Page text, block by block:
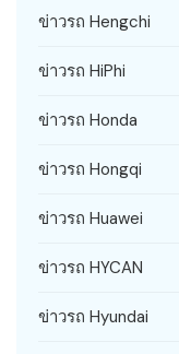
ข่าวรถ Hengchi
ข่าวรถ HiPhi
ข่าวรถ Honda
ข่าวรถ Hongqi
ข่าวรถ Huawei
ข่าวรถ HYCAN
ข่าวรถ Hyundai